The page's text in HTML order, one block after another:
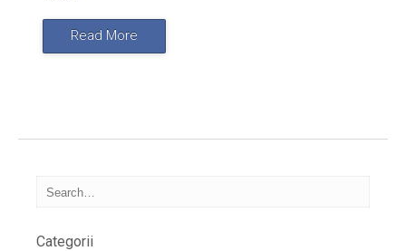
Read More
Categorii